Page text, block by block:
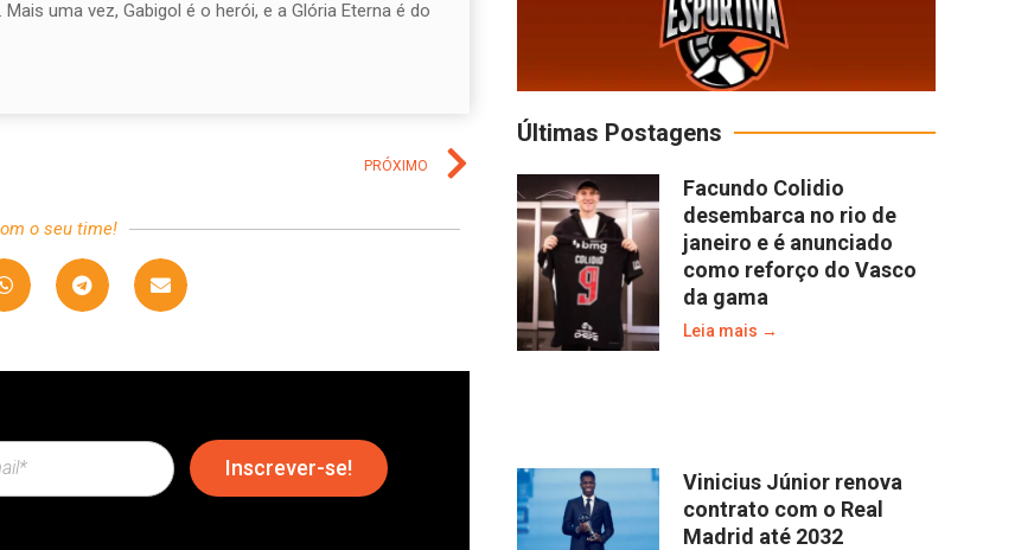
uma vez, Gabigol é o herói, e a Glória Eterna é do
PRÓXIMO
o seu time!
Inscrever-se!
Últimas Postagens
Facundo Colidio
desembarca no rio de
janeiro e é anunciado
como reforço do Vasco
da gama
Leia mais →
Vinicius Júnior renova
contrato com o Real
Madrid até 2032